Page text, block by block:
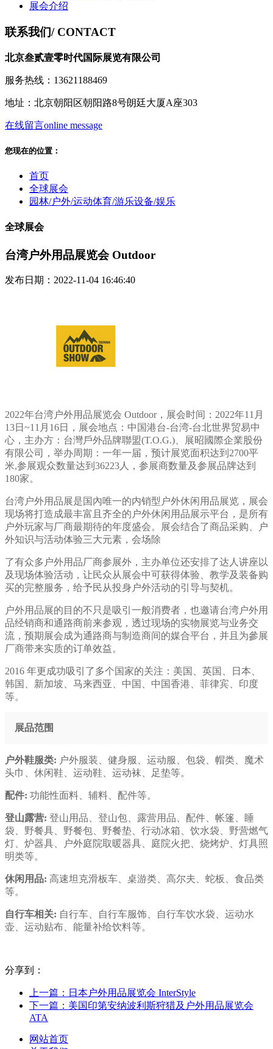
展会介绍
联系我们/ CONTACT
北京叁贰壹零时代国际展览有限公司
服务热线：13621188469
地址：北京朝阳区朝阳路8号朗廷大厦A座303
在线留言online message
您现在的位置：
首页
全球展会
园林/户外/运动体育/游乐设备/娱乐
全球展会
台湾户外用品展览会 Outdoor
发布日期：2022-11-04 16:46:40
2022年台湾户外用品展览会 Outdoor，展会时间：2022年11月
13日~11月16日，展会地点：中国港台-台湾-台北世界贸易中
心，主办方：台灣戶外品牌聯盟(T.O.G.)、展昭國際企業股份
有限公司，举办周期：一年一届，预计展览面积达到2700平
米,参展观众数量达到36223人，参展商数量及参展品牌达到
180家。
台湾户外用品展是国內唯一的内销型户外休闲用品展览，展会
现场将打造成最丰富且齐全的户外休闲用品展示平台，是所有
户外玩家与厂商最期待的年度盛会。展会结合了商品采购、户
外知识与活动体验三大元素，会场除
了有众多户外用品厂商参展外，主办单位还安排了达人讲座以
及现场体验活动，让民众从展会中可获得体验、教学及装备购
买的完整服务，给予民从投身户外活动的引导与契机。
户外用品展的目的不只是吸引一般消费者，也邀请台湾户外用
品经销商和通路商前来参观，透过现场的实物展览与业务交
流，预期展会成为通路商与制造商间的媒合平台，并且为參展
厂商带来实质的订单效益。
2016 年更成功吸引了多个国家的关注：美国、英国、日本、
韩国、新加坡、马来西亚、中国、中国香港、菲律宾、印度
等。
展品范围
户外鞋服类: 户外服装、健身服、运动服、包袋、帽类、魔术
头巾、休闲鞋、运动鞋、运动袜、足垫等。
配件: 功能性面料、辅料、配件等。
登山露营: 登山用品、登山包、露营用品、配件、帐篷、睡
袋、野餐具、野餐包、野餐垫、行动冰箱、饮水袋、野营燃气
灯、炉器具、户外庭院取暖器具、庭院火把、烧烤炉、灯具照
明类等。
休闲用品: 高速坦克滑板车、桌游类、高尔夫、蛇板、食品类
等。
自行车相关: 自行车、自行车服饰、自行车饮水袋、运动水
壶、运动贴布、能量补给饮料等。
分享到：
上一篇：日本户外用品展览会 InterStyle
下一篇：美国印第安纳波利斯狩猎及户外用品展览会
ATA
网站首页